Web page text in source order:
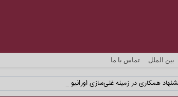
بین الملل تماس با ما
همکاری در زمینه غنی‌سازی اورانیوم ر_